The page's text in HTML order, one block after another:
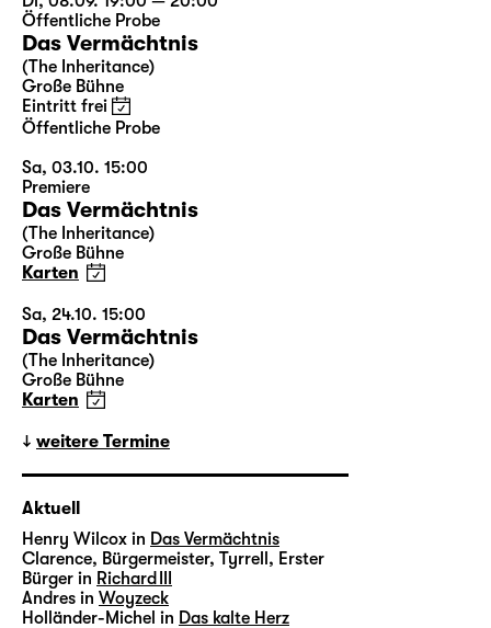
Öffentliche Probe
Das Vermächtnis
(The Inheritance)
Große Bühne
Eintritt frei
Öffentliche Probe
Sa, 03.10. 15:00
Premiere
Das Vermächtnis
(The Inheritance)
Große Bühne
Karten
Sa, 24.10. 15:00
Das Vermächtnis
(The Inheritance)
Große Bühne
Karten
weitere Termine
Aktuell
Henry Wilcox in Das Vermächtnis
Clarence, Bürgermeister, Tyrrell, Erster
Bürger in Richard III
Andres in Woyzeck
Holländer-Michel in Das kalte Herz